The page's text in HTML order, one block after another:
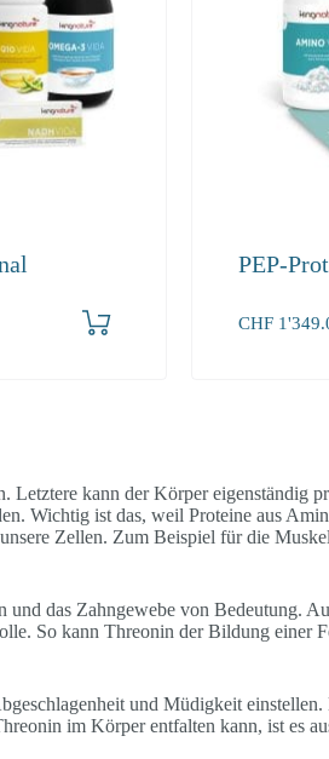
PEP-
CHF
Letztere kann der Körper eigenständig
Wichtig ist das, weil Proteine aus
Zellen. Zum Beispiel für die
das Zahngewebe von Bedeutung.
So kann Threonin der Bildung einer
und Müdigkeit einstellen.
im Körper entfalten kann, ist es